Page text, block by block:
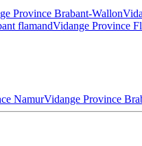
Province Brabant-Wallon
flamandVidange Province
NamurVidange Province